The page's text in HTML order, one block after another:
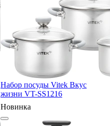
Набор посуды Vitek Вкус
жизни VT-SS1216
Новинка